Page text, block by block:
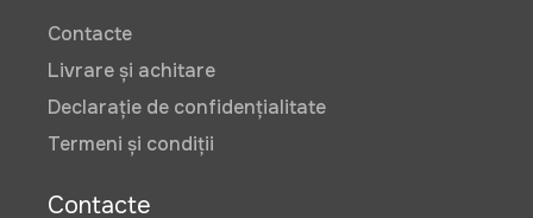
Contacte
Livrare și achitare
Declarație de confidențialitate
Termeni și condiții
Contacte